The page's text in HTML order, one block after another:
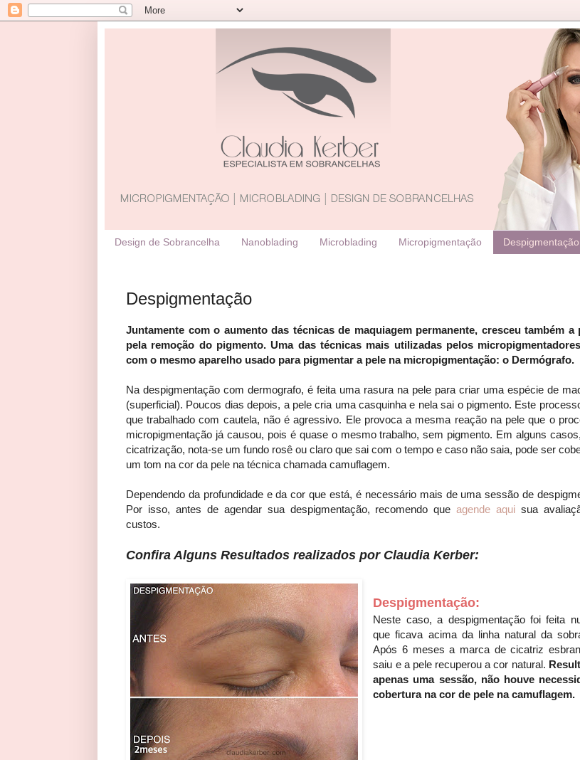
Design de Sobrancelha Nanoblading Microblading Micropigmentação Despigmentação
Despigmentação
Juntamente com o aumento das técnicas de maquiagem permanente, cresceu também a
pela remoção do pigmento. Uma das técnicas mais utilizadas pelos
com o mesmo aparelho usado para pigmentar a pele na micropigmentação: o Dermógrafo.
Na despigmentação com dermografo, é feita uma rasura na pele para criar uma espécie de
(superficial). Poucos dias depois, a pele cria uma casquinha e nela sai o pigmento. Este
que trabalhado com cautela, não é agressivo. Ele provoca a mesma reação na pele que o
micropigmentação já causou, pois é quase o mesmo trabalho, sem pigmento. Em alguns
cicatrização, nota-se um fundo rosê ou claro que sai com o tempo e caso não saia, pode ser
um tom na cor da pele na técnica chamada camuflagem.
Dependendo da profundidade e da cor que está, é necessário mais de uma sessão de
Por isso, antes de agendar sua despigmentação, recomendo queagende aqui sua
custos.
Confira Alguns Resultados realizados por Claudia Kerber:
Despigmentação:
Neste caso, a despigmentação foi feita
que ficava acima da linha natural da
Após 6 meses a marca de cicatriz
saiu e a pele recuperou a cor natural.
apenas uma sessão, não houve
cobertura na cor de pele na camuflagem.